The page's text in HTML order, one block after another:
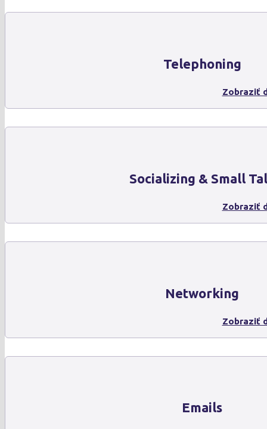
Telephoning
Zobraziť
Socializing & Small
Zobraziť
Networking
Zobraziť
Emails